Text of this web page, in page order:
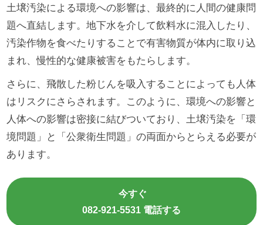
土壌汚染による環境への影響は、最終的に人間の健康問
題へ直結します。地下水を介して飲料水に混入したり、
汚染作物を食べたりすることで有害物質が体内に取り込
まれ、慢性的な健康被害をもたらします。
さらに、飛散した粉じんを吸入することによっても人体
はリスクにさらされます。このように、環境への影響と
人体への影響は密接に結びついており、土壌汚染を「環
境問題」と「公衆衛生問題」の両面からとらえる必要が
あります。
今すぐ
082-921-5531 電話する